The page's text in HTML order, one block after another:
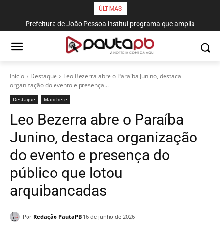
ÚLTIMAS
Prefeitura de João Pessoa institui programa que amplia
investimentos na Saúde
Início Destaque
Leo Bezerra abre o Paraíba Junino, destaca
organização do evento e presença...
Destaque Manchete
Leo Bezerra abre o Paraíba
Junino, destaca organização
do evento e presença do
público que lotou
arquibancadas
Por Redação PautaPB 16 de junho de 2026